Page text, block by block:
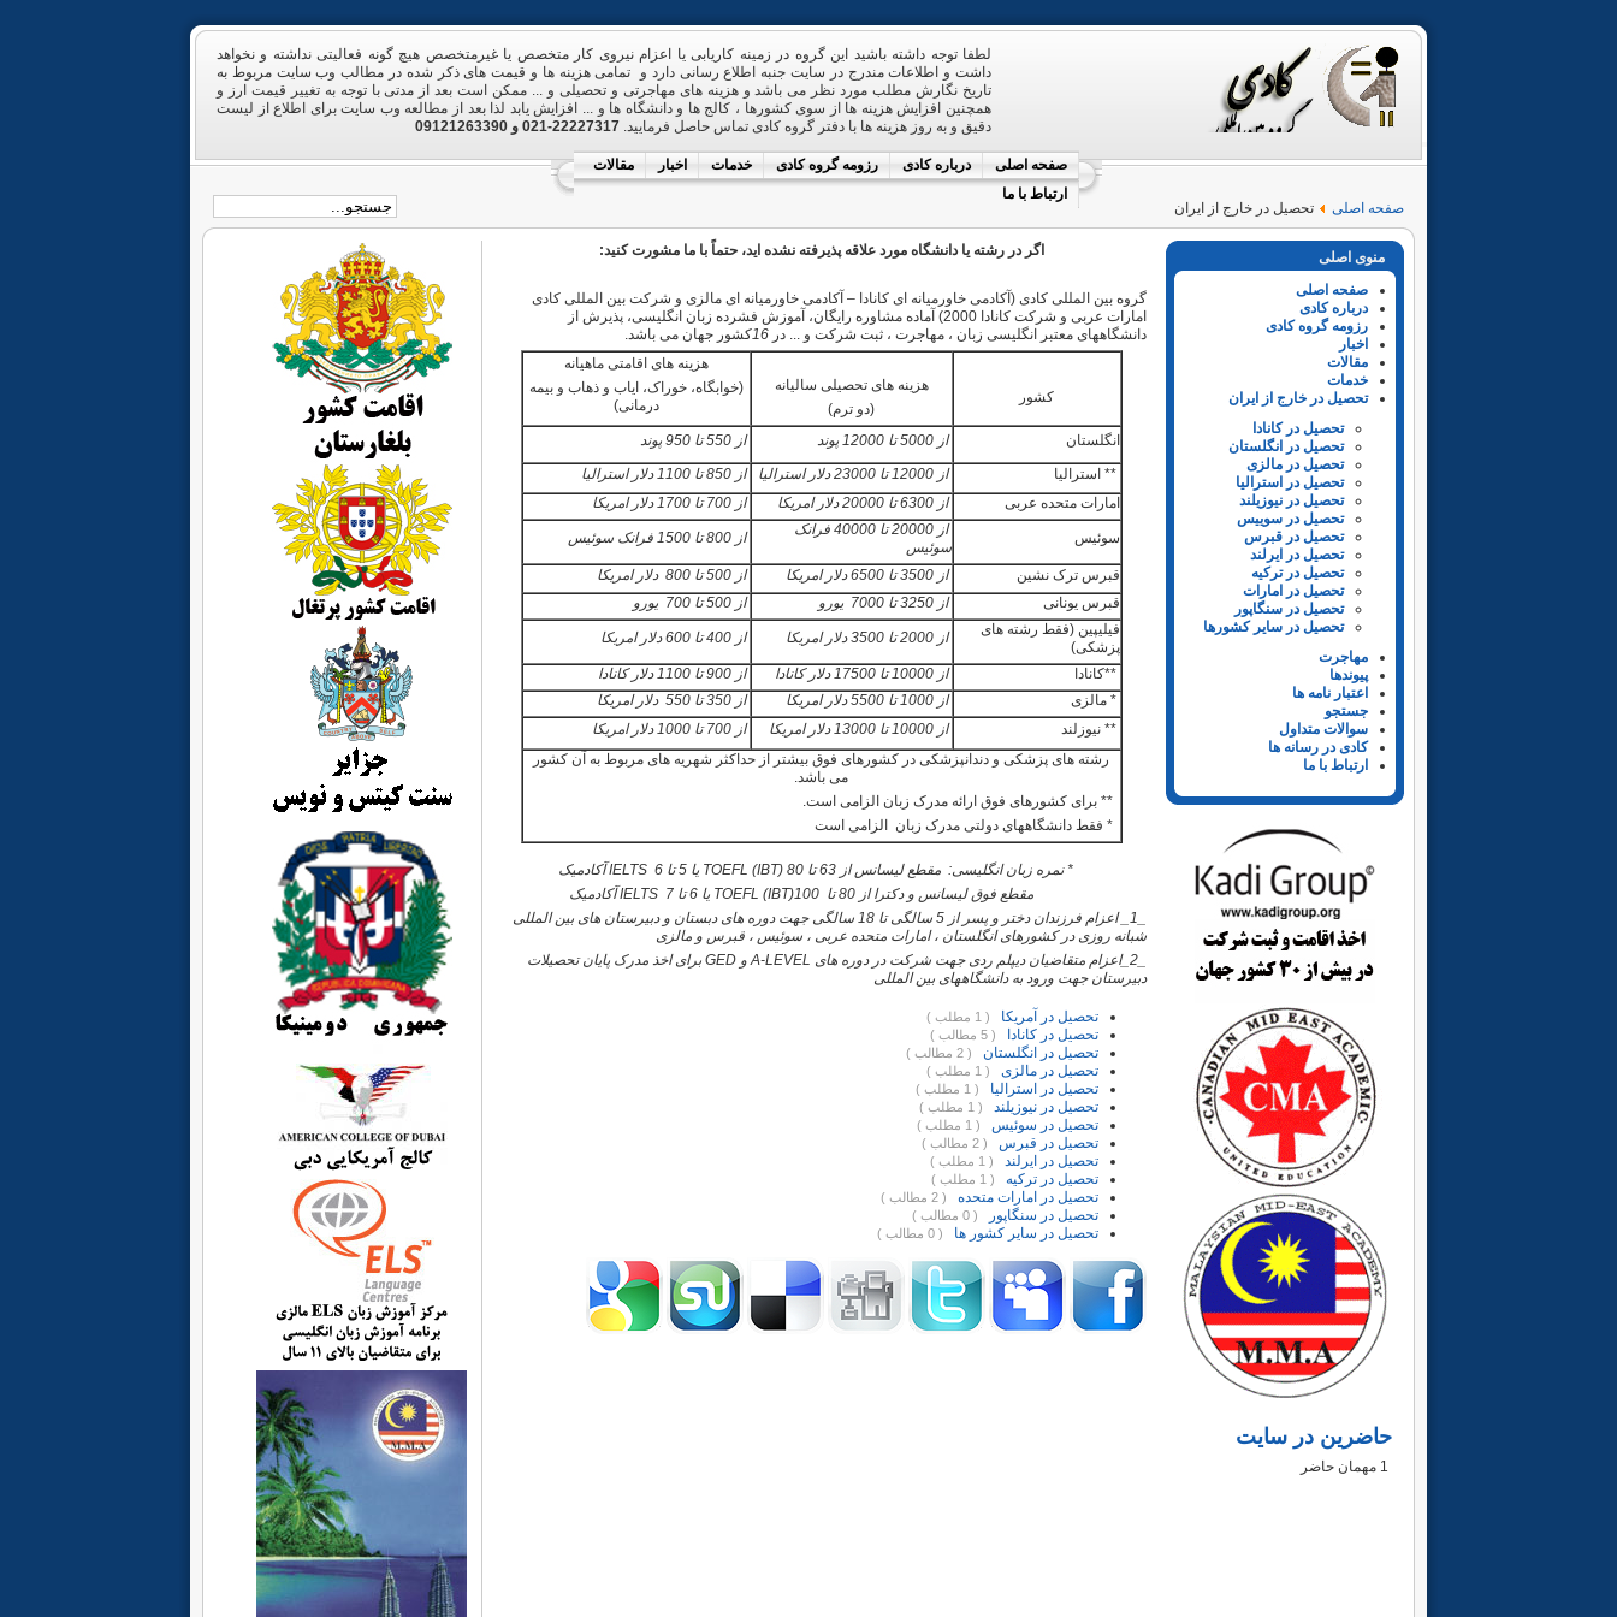
لطفا توجه داشته باشید این گروه در زمینه کاریابی یا اعزام نیروی کار متخصص یا غیرمتخصص هیچ گونه فعالیتی نداشته و نخواهد
داشت و اطلاعات مندرج در سایت جنبه اطلاع رسانی دارد و تمامی هزینه ها و قیمت های ذکر شده در مطالب وب سایت مربوط به
تاریخ نگارش مطلب مورد نظر می باشد و هزینه های مهاجرتی و تحصیلی و ... ممکن است بعد از مدتی با توجه به تغییر قیمت ارز و
همچنین افزایش هزینه ها از سوی کشورها ، کالج ها و دانشگاه ها و ... افزایش یابد لذا بعد از مطالعه وب سایت برای اطلاع از لیست
دقیق و به روز هزینه ها با دفتر گروه کادی تماس حاصل فرمایید.
صفحه اصلی درباره کادی رزومه گروه کادی خدمات اخبار
مقالات
ارتباط با ما
صفحه اصلی
تحصیل در خارج از ایران
منوی اصلی
صفحه اصلی
درباره کادی
رزومه گروه کادی
اخبار
مقالات
خدمات
تحصیل در خارج از ایران
تحصیل در کانادا
تحصیل در انگلستان
تحصیل در مالزی
تحصیل در استرالیا
تحصیل در نیوزیلند
تحصیل در سوییس
تحصیل در قبرس
تحصیل در ایرلند
تحصیل در ترکیه
تحصیل در امارات
تحصیل در سنگاپور
تحصیل در سایر کشورها
مهاجرت
پیوندها
اعتبار نامه ها
جستجو
سوالات متداول
کادی در رسانه ها
ارتباط با ما
حاضرین در سایت
اگر در رشته یا دانشگاه مورد علاقه پذیرفته نشده اید، حتماً با ما مشورت کنید:
گروه بین المللی کادی (آکادمی خاورمیانه ای کانادا – آکادمی خاورمیانه ای مالزی و شرکت بین المللی کادی
امارات عربی و شرکت کانادا 2000) آماده مشاوره رایگان، آموزش فشرده زبان انگلیسی، پذیرش از
دانشگاههای معتبر انگلیسی زبان ، مهاجرت ، ثبت شرکت و ... در 16کشور جهان می باشد.
کشور
هزینه های تحصیلی سالیانه
(دو ترم)
هزینه های اقامتی ماهیانه
(خوابگاه، خوراک، ایاب و ذهاب و بیمه
درمانی)
انگلستان از 5000 تا 12000 پوند
از 550 تا 950 پوند
** استرالیا
از 12000 تا 23000 دلار استرالیا
از 850 تا 1100 دلار استرالیا
امارات متحده عربی
از 6300 تا 20000 دلار امریکا از 700 تا 1700 دلار امریکا
سوئیس
از 20000 تا 40000 فرانک
سوئیس
از 800 تا 1500 فرانک سوئیس
قبرس ترک نشین از 3500 تا 6500 دلار امریکا
از 500 تا 800 دلار امریکا
قبرس یونانی
از 3250 تا 7000 یورو
از 500 تا 700 یورو
فیلیپین (فقط رشته های
پزشکی)
از 2000 تا 3500 دلار امریکا از 400 تا 600 دلار امریکا
**کانادا از 10000 تا 17500 دلار کانادا
از 900 تا 1100 دلار کانادا
* مالزی
از 1000 تا 5500 دلار امریکا
از 350 تا 550 دلار امریکا
** نیوزلند
از 10000 تا 13000 دلار امریکا
از 700 تا 1000 دلار امریکا
رشته های پزشکی و دندانپزشکی در کشورهای فوق بیشتر از حداکثر شهریه های مربوط به آن کشور
می باشد.
** برای کشورهای فوق ارائه مدرک زبان الزامی است.
* فقط دانشگاههای دولتی مدرک زبان الزامی است
* نمره زبان انگلیسی: مقطع لیسانس از 63 تا 80 (
IBT
)
TOEFL یا 5 تا 6 IELTSآکادمیک
مقطع فوق لیسانس و دکترا از 80 تا 100
TOEFL (IBT) یا 6 تا 7 IELTSآکادمیک
اعزام فرزندان دختر و پسر از 5 سالگی تا 18 سالگی جهت دوره های دبستان و دبیرستان های بین المللی
شبانه روزی در کشورهای انگلستان ، امارات متحده عربی ، سوئیس ، قبرس و مالزی
اعزام متقاضیان دیپلم ردی جهت شرکت در دوره های A-LEVELو GED برای اخذ مدرک پایان تحصیلات
دبیرستان جهت ورود به دانشگاههای بین المللی
تحصیل در آمریکا ( 1 مطلب )
تحصیل در کانادا ( 5 مطالب )
تحصیل در انگلستان ( 2 مطالب )
تحصیل در مالزی ( 1 مطلب )
تحصیل در استرالیا ( 1 مطلب )
تحصیل در نیوزیلند ( 1 مطلب )
تحصیل در سوئیس ( 1 مطلب )
تحصیل در قبرس ( 2 مطالب )
تحصیل در ایرلند ( 1 مطلب )
تحصیل در ترکیه ( 1 مطلب )
تحصیل در امارات متحده ( 2 مطالب )
تحصیل در سنگاپور ( 0 مطالب )
تحصیل در سایر کشور ها ( 0 مطالب )